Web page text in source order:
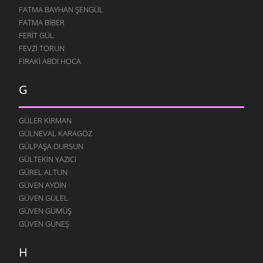
İŞGÜZAR BABA
12 AĞUSTOS 2004
MURTEZ
12 AĞUSTOS 2004
12 AĞUSTOS 2004
FESTIVAL
12 AĞUSTOS 2004
MERAKLI MELAHAT
12 AĞUSTOS 2004
HALK EĞITIMI
12 AĞUSTOS 2004
HASTAHANEDE DURUM
GIDIYORUZ
FATMA BAYHAN ŞENGÜL
FATMA BIBER
FERIT GÜL
FEVZI TORUN
FIRAKI ABDI HOCA
G
GÜLER KIRMAN
GÜLNEVAL KARAGÖZ
GÜLPAŞA DURSUN
GÜLTEKIN YAZICI
GÜREL ALTUN
GÜVEN AYDIN
GÜVEN GÜLEL
GÜVEN GÜMÜŞ
GÜVEN GÜNEŞ
H